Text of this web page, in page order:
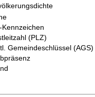
Kennzeichen
(PLZ)
Gemeindeschlüssel (AGS)